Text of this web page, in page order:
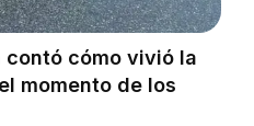
contó cómo vivió la
momento de los